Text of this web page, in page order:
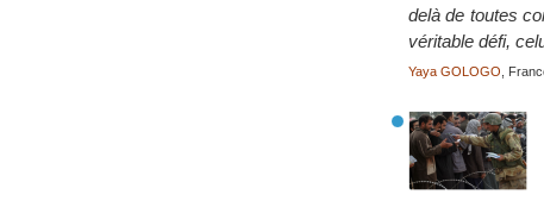
delà de toutes
véritable défi,
Yaya GOLOGO ,